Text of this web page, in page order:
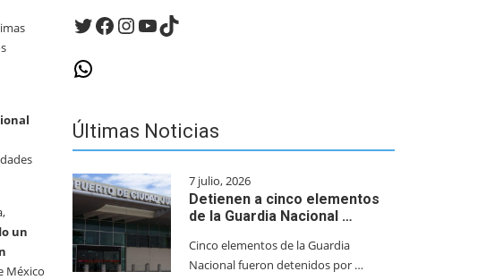
un
México
Twitter
Facebook
Instagram
YouTube
TikTok
WhatsApp
Últimas Noticias
7 julio, 2026
Detienen a cinco elementos
de la Guardia Nacional …
Cinco elementos de la Guardia
Nacional fueron detenidos por …